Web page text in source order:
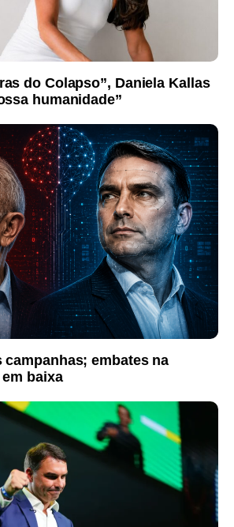
do Colapso”, Daniela Kallas
humanidade”
campanhas; embates na
baixa